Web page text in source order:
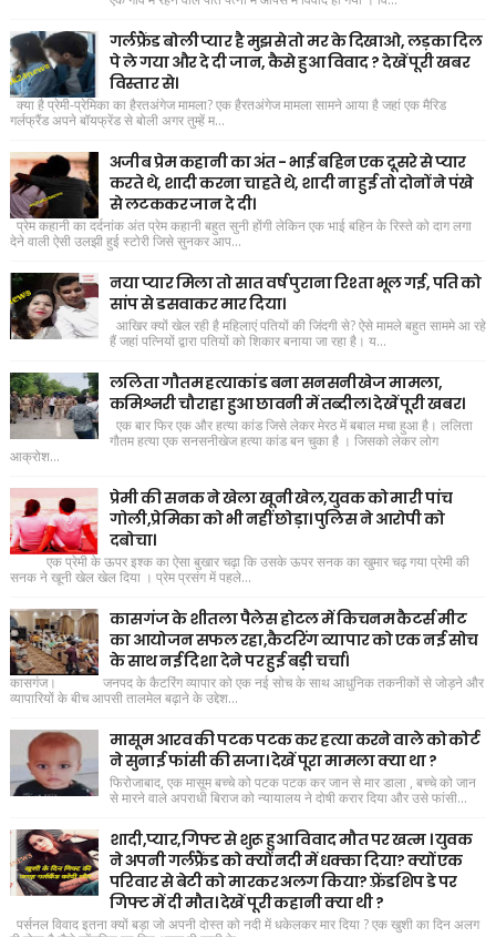
गर्लफ्रैंड बोली प्यार है मुझसे तो मर के दिखाओ, लड़का दिल
पे ले गया और दे दी जान, कैसे हुआ विवाद ? देखें पूरी खबर
विस्तार से।
क्या है प्रेमी-प्रेमिका का हैरतअंगेज मामला? एक हैरतअंगेज मामला सामने आया है जहां एक मैरिड
गर्लफ्रैंड अपने बॉयफ्रेंड से बोली अगर तुम्हें म...
अजीब प्रेम कहानी का अंत - भाई बहिन एक दूसरे से प्यार
करते थे, शादी करना चाहते थे, शादी ना हुई तो दोनों ने पंखे
से लटककर जान दे दी।
प्रेम कहानी का दर्दनांक अंत प्रेम कहानी बहुत सुनी होंगी लेकिन एक भाई बहिन के रिस्ते को दाग लगा
देने वाली ऐसी उलझी हुई स्टोरी जिसे सुनकर आप...
नया प्यार मिला तो सात वर्ष पुराना रिश्ता भूल गई, पति को
सांप से डसवाकर मार दिया।
आखिर क्यों खेल रही है महिलाएं पतियों की जिंदगी से? ऐसे मामले बहुत साममे आ रहे
हैं जहां पत्नियों द्वारा पतियों को शिकार बनाया जा रहा है। य...
ललिता गौतम हत्याकांड बना सनसनीखेज मामला,
कमिश्नरी चौराहा हुआ छावनी में तब्दील। देखें पूरी खबर।
एक बार फिर एक और हत्या कांड जिसे लेकर मेरठ में बबाल मचा हुआ है। ललिता
गौतम हत्या एक सनसनीखेज हत्या कांड बन चुका है । जिसको लेकर लोग
आक्रोश...
प्रेमी की सनक ने खेला खूनी खेल,युवक को मारी पांच
गोली,प्रेमिका को भी नहीं छोड़ा। पुलिस ने आरोपी को
दबोचा।
एक प्रेमी के ऊपर इश्क का ऐसा बुखार चढ़ा कि उसके ऊपर सनक का खुमार चढ़ गया प्रेमी की
सनक ने खूनी खेल खेल दिया । प्रेम प्रसंग में पहले...
कासगंज के शीतला पैलेस होटल में किचनम कैटर्स मीट
का आयोजन सफल रहा,कैटरिंग व्यापार को एक नई सोच
के साथ नई दिशा देने पर हुई बड़ी चर्चा।
कासगंज। जनपद के कैटरिंग व्यापार को एक नई सोच के साथ आधुनिक तकनीकों से जोड़ने और
व्यापारियों के बीच आपसी तालमेल बढ़ाने के उद्देश...
मासूम आरव की पटक पटक कर हत्या करने वाले को कोर्ट
ने सुनाई फांसी की सजा। देखें पूरा मामला क्या था ?
फिरोजाबाद, एक मासूम बच्चे को पटक पटक कर जान से मार डाला , बच्चे को जान
से मारने वाले अपराधी बिराज को न्यायालय ने दोषी करार दिया और उसे फांसी...
शादी,प्यार,गिफ्ट से शुरू हुआ विवाद मौत पर खत्म । युवक
ने अपनी गर्लफ्रैंड को क्यों नदी में धक्का दिया? क्यों एक
परिवार से बेटी को मारकर अलग किया? फ़्रेंडशिप डे पर
गिफ्ट में दी मौत। देखें पूरी कहानी क्या थी ?
पर्सनल विवाद इतना क्यों बड़ा जो अपनी दोस्त को नदी में धकेलकर मार दिया ? एक खुशी का दिन अलग